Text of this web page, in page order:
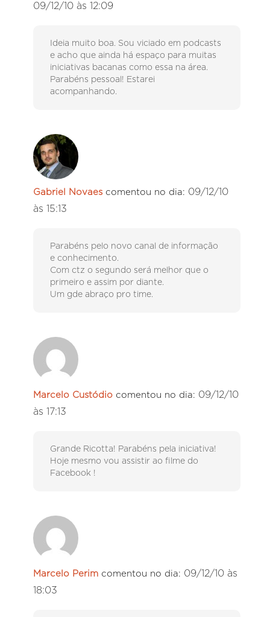
09/12/10 às 12:09
Ideia muito boa. Sou viciado em podcasts
e acho que ainda há espaço para muitas
iniciativas bacanas como essa na área.
Parabéns pessoal! Estarei
acompanhando.
Gabriel Novaes comentou no dia: 09/12/10
às 15:13
Parabéns pelo novo canal de informação
e conhecimento.
Com ctz o segundo será melhor que o
primeiro e assim por diante.
Um gde abraço pro time.
Marcelo Custódio comentou no dia: 09/12/10
às 17:13
Grande Ricotta! Parabéns pela iniciativa!
Hoje mesmo vou assistir ao filme do
Facebook !
Marcelo Perim comentou no dia: 09/12/10 às
18:03